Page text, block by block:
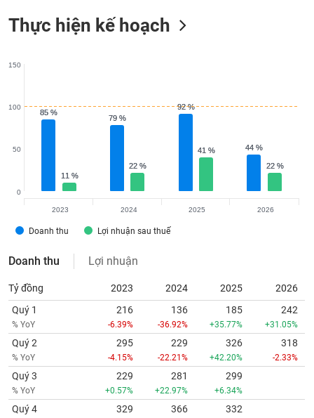
Thực hiện kế hoạch
85 %
85 %
79 %
79 %
92 %
92 %
44 %
44 %
11 %
11 %
22 %
22 %
41 %
41 %
22 %
22 %
Doanh thu Lợi nhuận sau thuế
0
50
100
150
2023 2024 2025 2026
Doanh thu Lợi nhuận
Tỷ đồng 2023 2024 2025
2026
Quý 1
% YoY
216
-6.39%
136
-36.92%
185
+35.77%
242
+31.05%
Quý 2
% YoY
295
-4.15%
229
-22.21%
326
+42.20%
318
-2.33%
Quý 3
% YoY
229
+0.57%
281
+22.97%
299
+6.34%
Quý 4 329 366 332